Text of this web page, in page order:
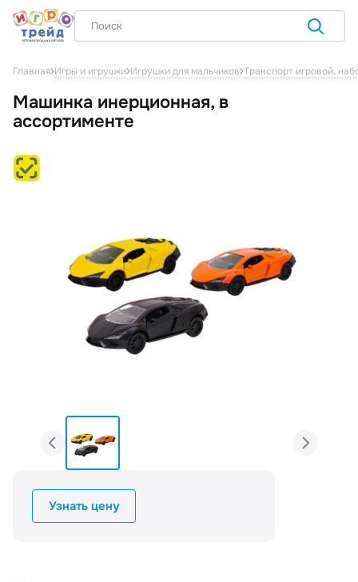
Главная Игры и игрушки Игрушки для мальчиков Транспорт игровой,
Машинка инерционная, в
ассортименте
Узнать цену